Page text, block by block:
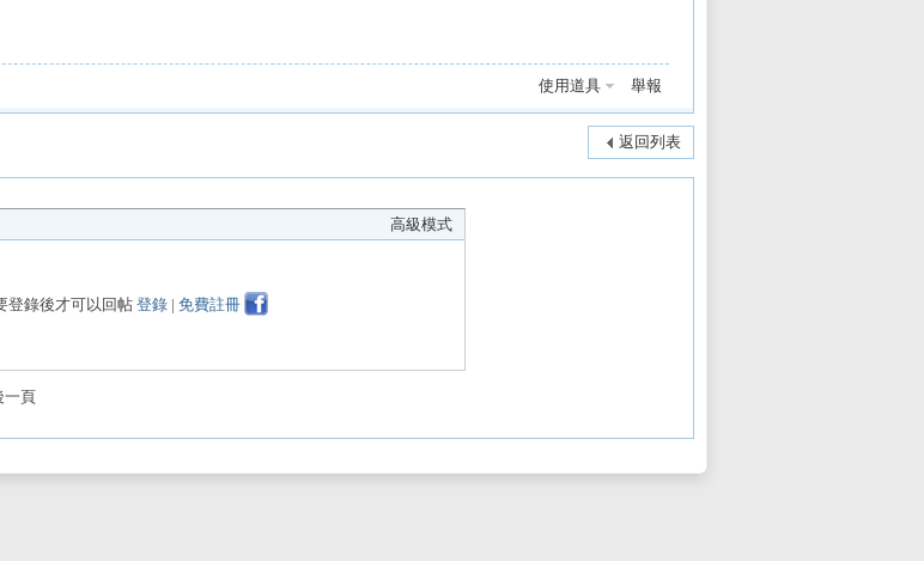
使用道具 舉報
返回列表
高級模式
登錄後才可以回帖 登錄| 免費註冊
一頁